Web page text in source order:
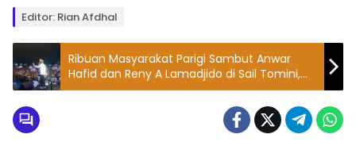
Editor: Rian Afdhal
Ribuan Masyarakat Parigi Sambut Anwar
Hafid dan Reny A Lamadjido di Sail Tomini,
Hadirkan Band Wali saat Deklarasi Pilkada